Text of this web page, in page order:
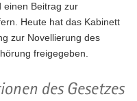
einen Beitrag zur
Heute hat das Kabinett
zur Novellierung des
freigegeben.
des Gesetzes